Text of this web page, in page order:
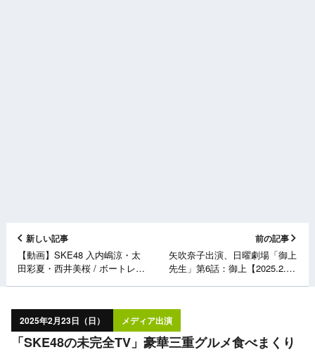
新しい記事
【動画】SKE48 入内嶋涼・太
田彩夏・西井美桜 / ボートレー
【Team KII編】
前の記事
矢吹奈子出演、日曜劇場「御上
先生」第6話：御上【2025.2.23
2025年2月23日（日） メディア出演
「SKE48の未完全TV」豪華三重グルメ食べまくり